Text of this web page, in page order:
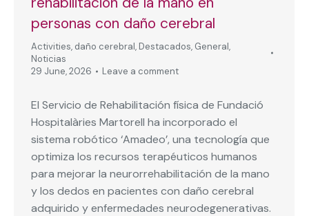
personas con daño cerebral
Activities, daño cerebral, Destacados, General,
Noticias
29 June, 2026
Leave a comment
El Servicio de Rehabilitación física de Fundació
Hospitalàries Martorell ha incorporado el
sistema robótico ‘Amadeo’, una tecnología que
optimiza los recursos terapéuticos humanos
para mejorar la neurorrehabilitación de la mano
y los dedos en pacientes con daño cerebral
adquirido y enfermedades neurodegenerativas.